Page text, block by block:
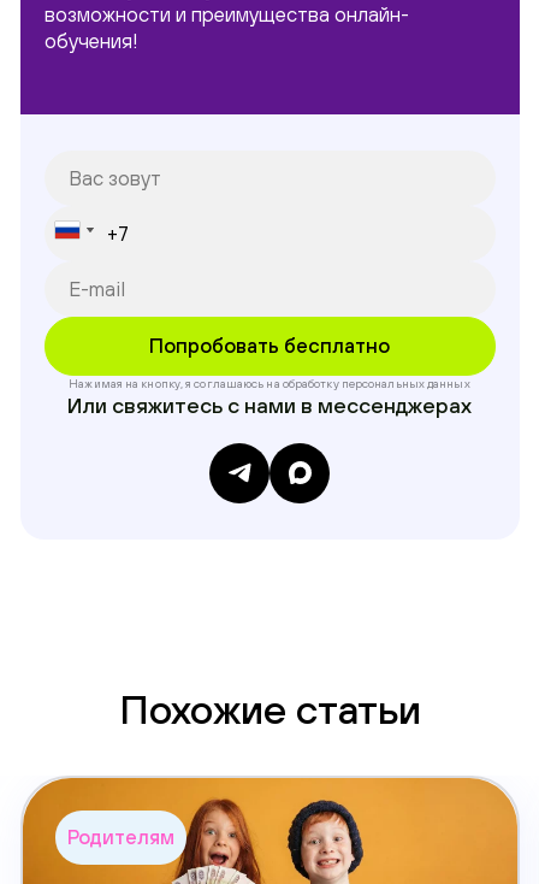
возможности и преимущества онлайн-
обучения!
Нажимая на кнопку, я соглашаюсь на обработку персональных данных
Или свяжитесь с нами в мессенджерах
Похожие статьи
Родителям